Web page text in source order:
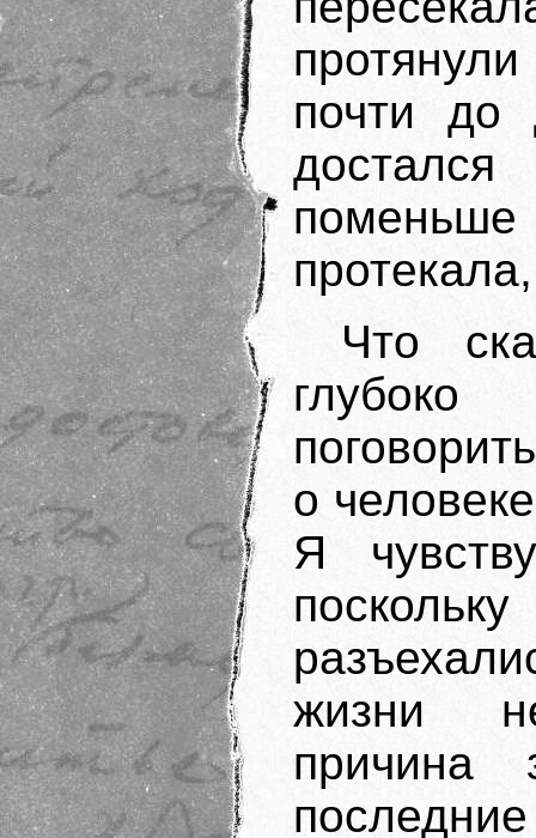
почти до
Что
о
Я
жизни
причина